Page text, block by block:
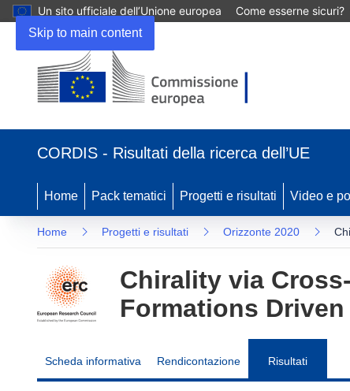
Skip to main content
Un sito ufficiale dell’Unione europea Come esserne sicuri?
in
nuova
finestra)
CORDIS - Risultati della ricerca dell’UE
Home Pack tematici Progetti e risultati Video e
Home Progetti e risultati Orizzonte 2020
Chirality via
Formations
Scheda informativa Rendicontazione Risultati